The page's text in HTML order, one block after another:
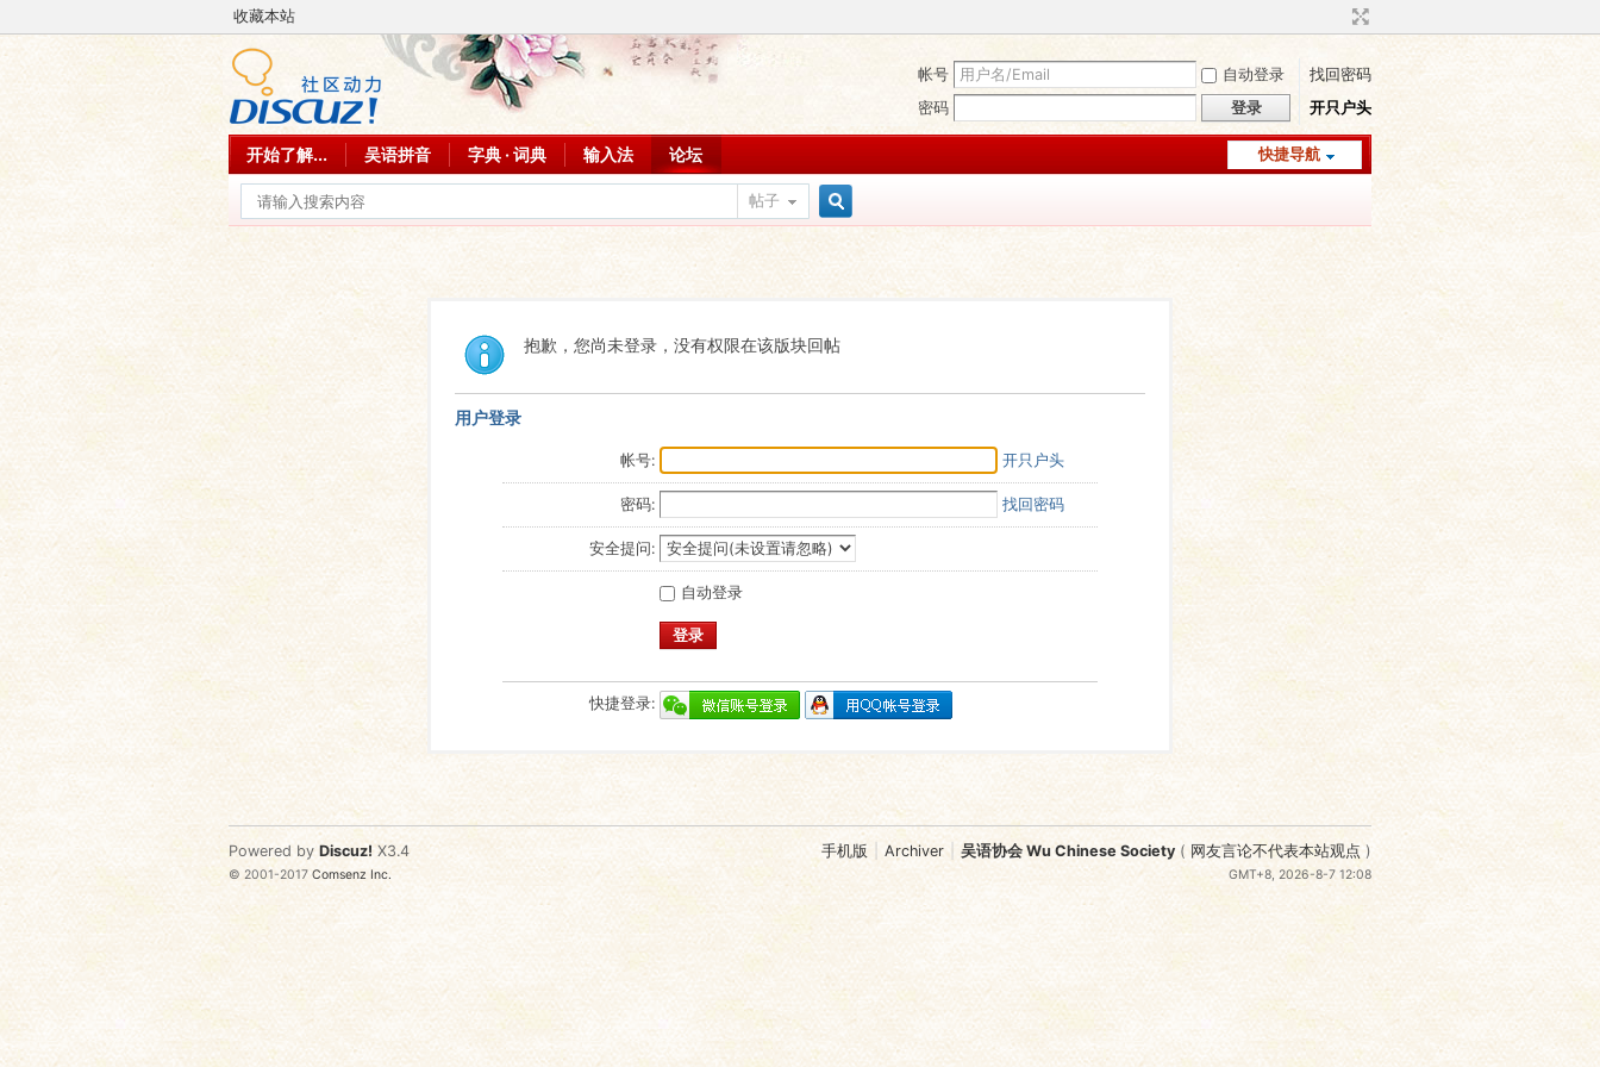
收藏本站
帐号 自动登录
找回密码
密码
登录 开只户头
快捷导航
开始了解... 吴语拼音 字典 · 词典 输入法 论坛
帖子
索
抱歉，您尚未登录，没有权限在该版块回帖
用户登录
帐号: 开只户头
密码: 找回密码
安全提问:
自动登录
登录
快捷登录:
手机版 Archiver 吴语协会 Wu Chinese Society ( 网友言论不代表本站观点 )
GMT+8, 2026-8-7 12:08
Powered by Discuz! X3.4
© 2001-2017Comsenz Inc.